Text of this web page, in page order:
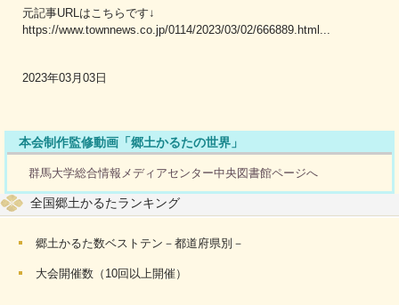
元記事URLはこちらです↓
https://www.townnews.co.jp/0114/2023/03/02/666889.html...
2023年03月03日
本会制作監修動画「郷土かるたの世界」
群馬大学総合情報メディアセンター中央図書館ページへ
全国郷土かるたランキング
郷土かるた数ベストテン－都道府県別－
大会開催数（10回以上開催）